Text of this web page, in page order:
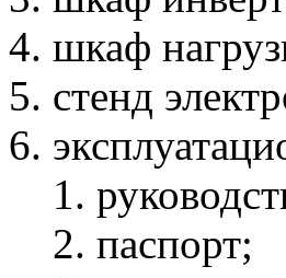
шкаф
стенд
паспорт;